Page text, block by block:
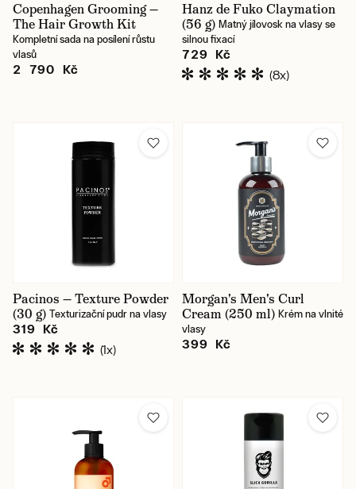
Copenhagen Grooming —
The Hair Growth Kit
Kompletní sada na posílení růstu
vlasů
2 790 Kč
Hanz de Fuko Claymation
(56 g) Matný jílovosk na vlasy se
silnou fixací
729 Kč
(8x)
Pacinos — Texture Powder
(30 g) Texturizační pudr na vlasy
319 Kč
(1x)
Morgan's Men's Curl
Cream (250 ml) Krém na vlnité
vlasy
399 Kč